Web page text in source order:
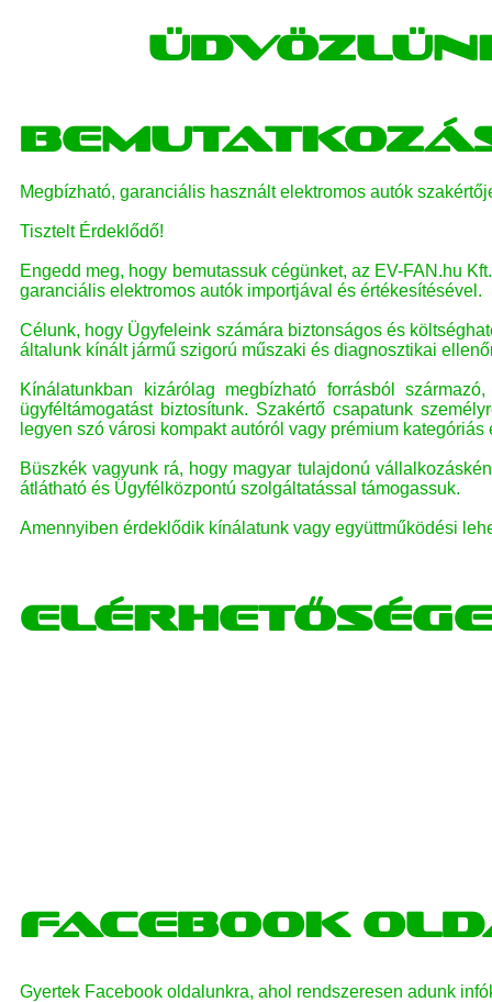
Üdvözlünk
Megbízható, garanciális használt elektromos autók
Tisztelt Érdeklődő!
Engedd meg, hogy bemutassuk cégünket, az EV-FAN.hu
garanciális elektromos autók importjával és értékesítésével.
Célunk, hogy Ügyfeleink számára biztonságos és
általunk kínált jármű szigorú műszaki és diagnosztikai
Kínálatunkban kizárólag megbízható forrásból
ügyféltámogatást biztosítunk. Szakértő csapatunk
legyen szó városi kompakt autóról vagy prémium kategóriás
Büszkék vagyunk rá, hogy magyar tulajdonú
átlátható és Ügyfélközpontú szolgáltatással támogassuk.
Amennyiben érdeklődik kínálatunk vagy együttműködési
Facebook
Gyertek Facebook oldalunkra, ahol rendszeresen adunk